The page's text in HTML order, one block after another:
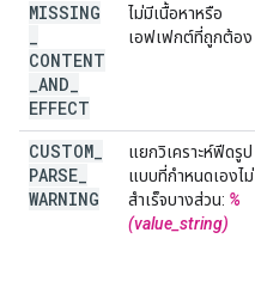
MISSING
CONTENT
AND
EFFECT
ไม่มีเนื้อหาหรือ
เอฟเฟกต์ที่ถูกต้อง
CUSTOM
PARSE
WARNING
แยกวิเคราะห์ฟีดรูป
แบบที่กำหนดเองไม่
สำเร็จบางส่วน: %
(value_string)